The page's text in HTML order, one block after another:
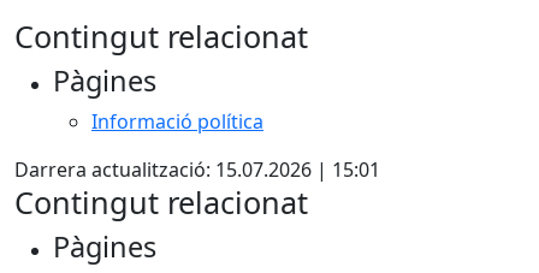
Contingut relacionat
Pàgines
Informació política
Darrera actualització: 15.07.2026 | 15:01
Contingut relacionat
Pàgines